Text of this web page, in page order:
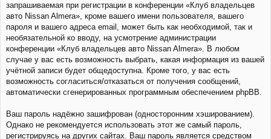
запрашиваемая при регистрации в конференции «Клуб владельцев
авто Nissan Almera», кроме вашего имени пользователя, вашего
пароля и вашего адреса email, может быть как необходимой, так и
необязательной ко вводу, на усмотрение администрации
конференции «Клуб владельцев авто Nissan Almera». В любом
случае у вас есть возможность выбрать, какая информация из вашей
учётной записи будет общедоступна. Кроме того, у вас есть
возможность согласиться/отказаться от получения сообщений,
автоматически сгенерированных программным обеспечением phpBB.
Ваш пароль надёжно зашифрован (односторонним хэшированием).
Однако не рекомендуется использовать этот же самый пароль,
регистрируясь на других сайтах. Ваш пароль является средством